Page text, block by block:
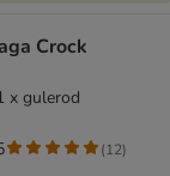
Crock
x gulerod
(12)